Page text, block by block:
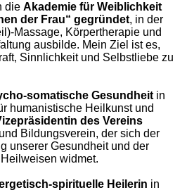
die Akademie für Weiblichkeit
der Frau“ gegründet, in der
Massage, Körpertherapie und
ausbilde. Mein Ziel ist es,
Sinnlichkeit und Selbstliebe zu
somatische Gesundheit in
humanistische Heilkunst und
des Vereins
Bildungsverein, der sich der
unserer Gesundheit und der
widmet.
spirituelle Heilerin in